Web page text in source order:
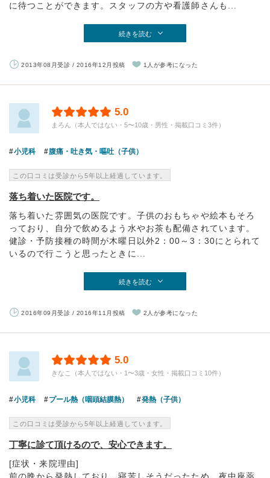
に待つことができます。スタッフの方や看護師さんも...
続きを読む
2013年08月受診 / 2016年12月投稿 1人が参考になった
5.0
まろん（本人ではない・5〜10歳・男性・掲載口コミ3件）
小児科 腹痛・吐き気・嘔吐（子供）
この口コミは受診から5年以上経過しています。
落ち着いた医院です。
落ち着いた雰囲気の医院です。子供のおもちゃや絵本もそろ
っており、自分で飲めるよう水やお茶も配備されています。
健診・予防接種の時間が木曜日以外2：00～3：30にとられて
いるので行こうと思ったときに...
続きを読む
2016年09月受診 / 2016年11月投稿 2人が参考になった
5.0
きなこ（本人ではない・1〜3歳・女性・掲載口コミ10件）
小児科 プール熱（咽頭結膜熱） 発熱（子供）
この口コミは受診から5年以上経過しています。
丁寧に診て頂けるので、安心できます。
[症状・来院理由]